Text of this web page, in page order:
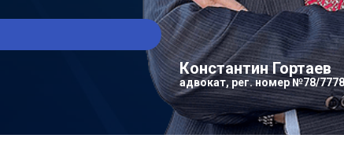
Константин Гортаев
адвокат, рег. номер №78/7778